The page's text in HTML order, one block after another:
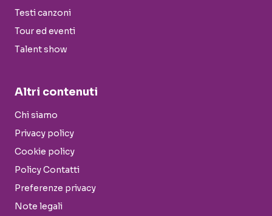
Testi canzoni
Tour ed eventi
Talent show
Altri contenuti
Chi siamo
Privacy policy
Cookie policy
Policy Contatti
Preferenze privacy
Note legali